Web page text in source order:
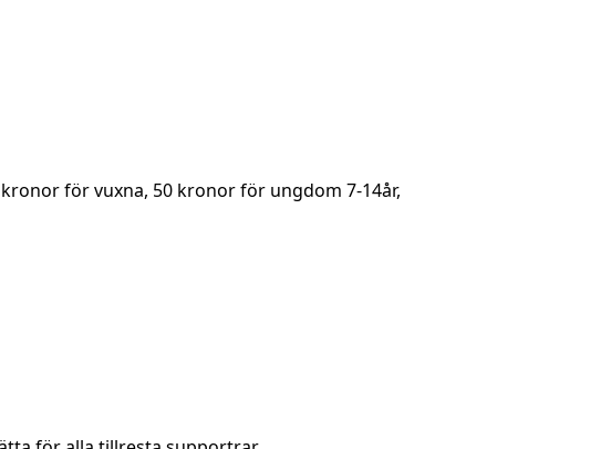
för vuxna, 50 kronor för ungdom 7-14år,